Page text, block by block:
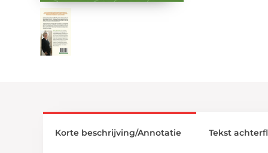
Korte beschrijving/Annotatie Tekst